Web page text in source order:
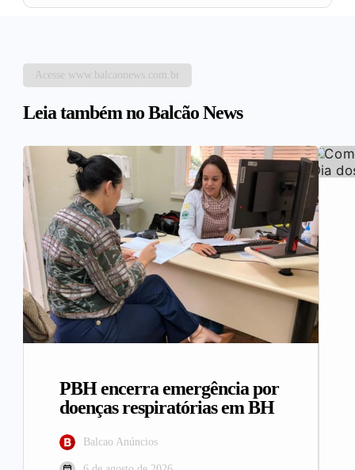
Acesse www.balcaonews.com.br
Leia também no Balcão News
PBH encerra emergência por
doenças respiratórias em BH
Balcao Anúncios